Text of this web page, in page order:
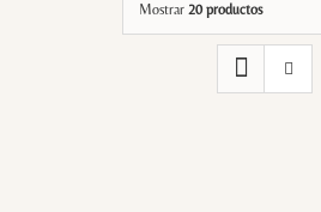
Mostrar 20 productos